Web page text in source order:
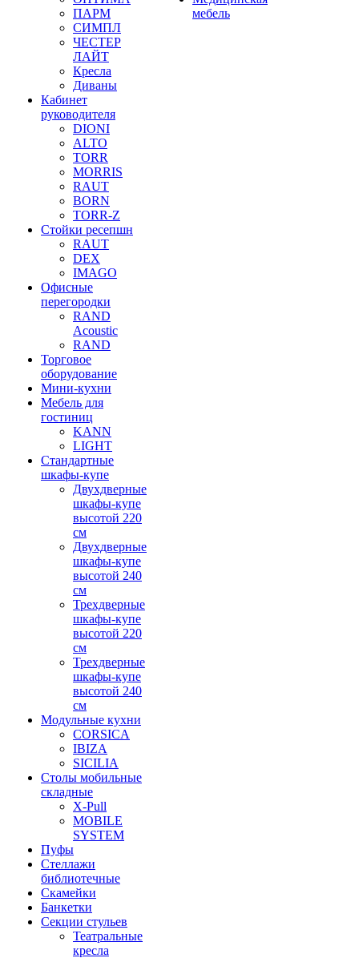
ПАРМ
СИМПЛ
ЧЕСТЕР
ЛАЙТ
Кресла
Диваны
Кабинет
руководителя
DIONI
ALTO
TORR
MORRIS
RAUT
BORN
TORR-Z
Стойки ресепшн
RAUT
DEX
IMAGO
Офисные
перегородки
RAND
Acoustic
RAND
Торговое
оборудование
Мини-кухни
Мебель для
гостиниц
KANN
LIGHT
Стандартные
шкафы-купе
Двухдверные
шкафы-купе
высотой 220
см
Двухдверные
шкафы-купе
высотой 240
см
Трехдверные
шкафы-купе
высотой 220
см
Трехдверные
шкафы-купе
высотой 240
см
Модульные кухни
CORSICA
IBIZA
SICILIA
Столы мобильные
складные
X-Pull
MOBILE
SYSTEM
Пуфы
Стеллажи
библиотечные
Скамейки
Банкетки
Секции стульев
Театральные
кресла
мебель